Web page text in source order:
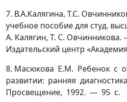
7. В.А.Калягина, Т.С.
учебное пособие для студ.
А. Калягин, Т. С. Овчинникова.
Издательский центр
8. Масюкова Е.М. Ребенок с
развитии: ранняя
Просвещение, 1992. — 95 с.